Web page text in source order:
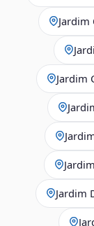
Jardim
Jardim
Jardim